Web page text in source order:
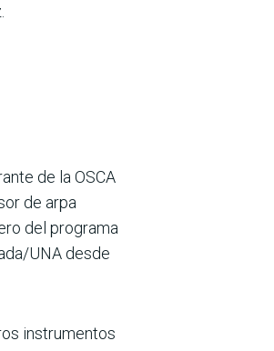
de la OSCA
de arpa
del programa
UNA desde
instrumentos